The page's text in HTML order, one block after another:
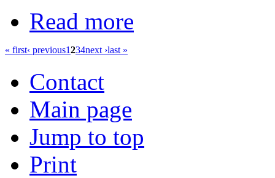
Read more
« first‹ previous1234next ›last »
Contact
Main page
Jump to top
Print